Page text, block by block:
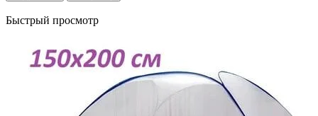
Быстрый просмотр